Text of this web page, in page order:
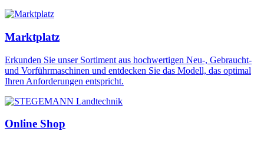
Marktplatz
Erkunden Sie unser Sortiment aus hochwertigen Neu-, Gebraucht-
und Vorführmaschinen und entdecken Sie das Modell, das optimal
Ihren Anforderungen entspricht.
Online Shop